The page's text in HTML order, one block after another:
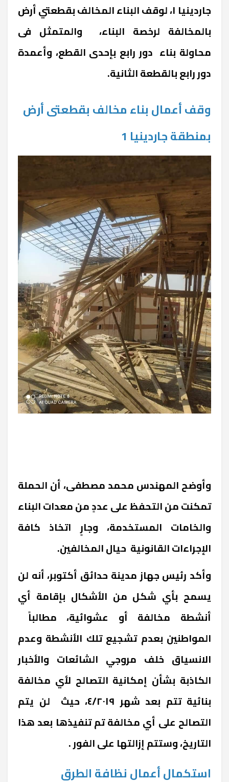
جاردينيا ١، لوقف البناء المخالف بقطعتي أرض
بالمخالفة لرخصة البناء، والمتمثل فى
محاولة بناء دور رابع بإحدى القطع، وأعمدة
دور رابع بالقطعة الثانية.
وقف أعمال بناء مخالف بقطعتى أرض
بمنطقة جاردينيا 1
وأوضح المهندس محمد مصطفى، أن الحملة
تمكنت من التحفظ على عددٍ من معدات البناء
والخامات المستخدمة، وجارٍ اتخاذ كافة
الإجراءات القانونية حيال المخالفين.
وأكد رئيس جهاز مدينة حدائق أكتوبر، أنه لن
يسمح بأي شكل من الأشكال بإقامة أي
أنشطة مخالفة أو عشوائية، مطالباً
المواطنين بعدم تشجيع تلك الأنشطة وعدم
الانسياق خلف مروجي الشائعات والأخبار
الكاذبة بشأن إمكانية التصالح لأي مخالفة
بنائية تتم بعد شهر ٤/٢٠١٩، حيث لن يتم
التصالح على أي مخالفة تم تنفيذها بعد هذا
التاريخ، وستتم إزالتها على الفور .
استكمال أعمال نظافة الطرق